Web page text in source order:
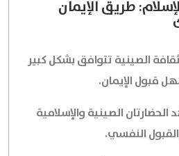
طريق الإيمان
الصينية تتوافق بشكل كبير
قبول الإيمان.
الصينية والإسلامية
القبول النفسي.